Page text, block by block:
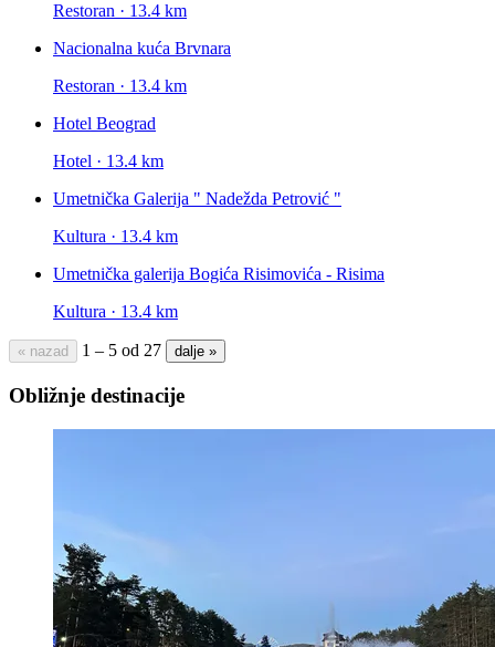
Restoran · 13.4 km
Nacionalna kuća Brvnara
Restoran · 13.4 km
Hotel Beograd
Hotel · 13.4 km
Umetnička Galerija " Nadežda Petrović "
Kultura · 13.4 km
Umetnička galerija Bogića Risimovića - Risima
Kultura · 13.4 km
« nazad 1 – 5 od 27 dalje »
Obližnje destinacije